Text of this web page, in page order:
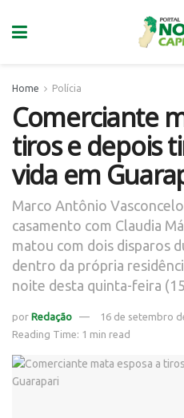
Home Polícia
Comerciante
tiros e depois
vida em
Marco Antônio
casamento com Claudia
matou com dois disparos
dentro da própria
noite desta quinta-feira
por Redação
16 de setembro
Reading Time: 1 min read